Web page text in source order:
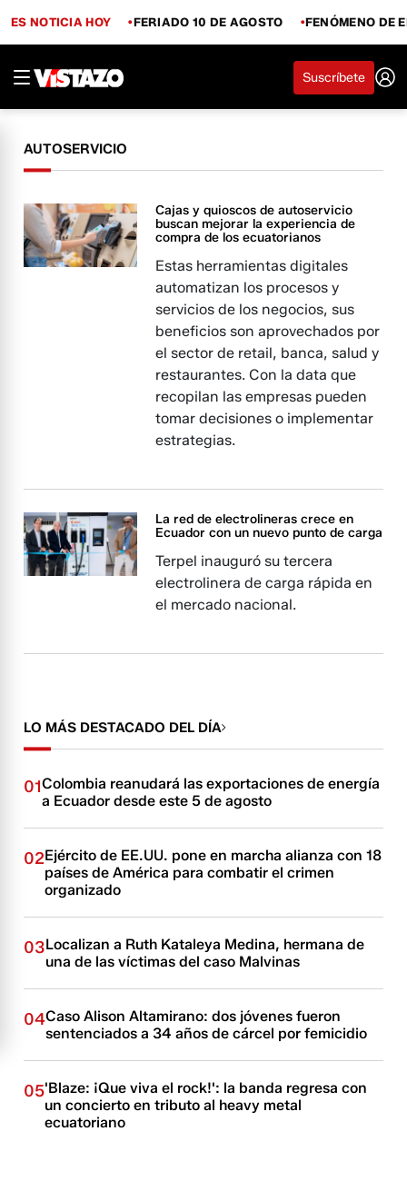
ES NOTICIA HOY FERIADO 10 DE AGOSTO FENÓMENO DE
Suscríbete
AUTOSERVICIO
Cajas y quioscos de autoservicio
buscan mejorar la experiencia de
compra de los ecuatorianos
Estas herramientas digitales
automatizan los procesos y
servicios de los negocios, sus
beneficios son aprovechados por
el sector de retail, banca, salud y
restaurantes. Con la data que
recopilan las empresas pueden
tomar decisiones o implementar
estrategias.
La red de electrolineras crece en
Ecuador con un nuevo punto de carga
Terpel inauguró su tercera
electrolinera de carga rápida en
el mercado nacional.
LO MÁS DESTACADO DEL DÍA
01Colombia reanudará las exportaciones de energía
a Ecuador desde este 5 de agosto
02Ejército de EE.UU. pone en marcha alianza con 18
países de América para combatir el crimen
organizado
03Localizan a Ruth Kataleya Medina, hermana de
una de las víctimas del caso Malvinas
04Caso Alison Altamirano: dos jóvenes fueron
sentenciados a 34 años de cárcel por femicidio
05'Blaze: ¡Que viva el rock!': la banda regresa con
un concierto en tributo al heavy metal
ecuatoriano